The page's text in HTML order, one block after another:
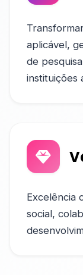
aplicável,
de
instituições
Excelência
social,